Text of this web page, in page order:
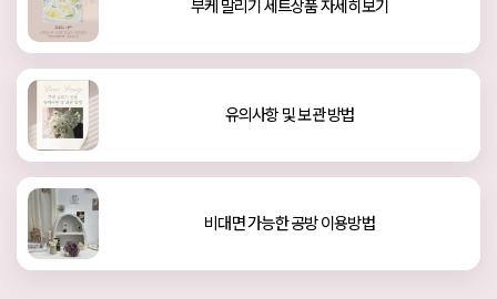
부케 말리기 세트상품 자세히보기
유의사항 및 보관 방법
비대면 가능한 공방 이용방법